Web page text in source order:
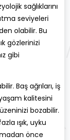
sağlıklarını
seviyeleri
olabilir. Bu
gözlerinizi
gibi
Baş ağrıları, iş
kalitesini
bozabilir.
ışık, uyku
önce